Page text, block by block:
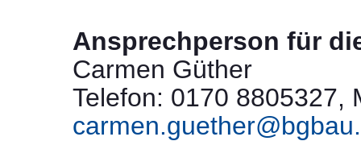
Ansprechperson für
Carmen Güther
Telefon: 0170 8805327,